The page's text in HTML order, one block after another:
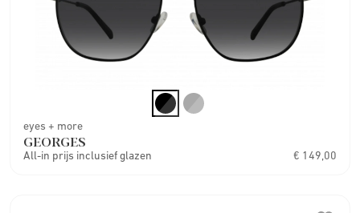
eyes + more
GEORGES
All-in prijs inclusief glazen € 149,00